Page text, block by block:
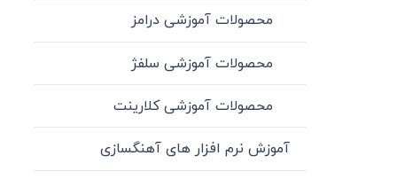
محصولات آموزشی درامز
محصولات آموزشی سلفژ
محصولات آموزشی کلارینت
آموزش نرم افزار های آهنگسازی